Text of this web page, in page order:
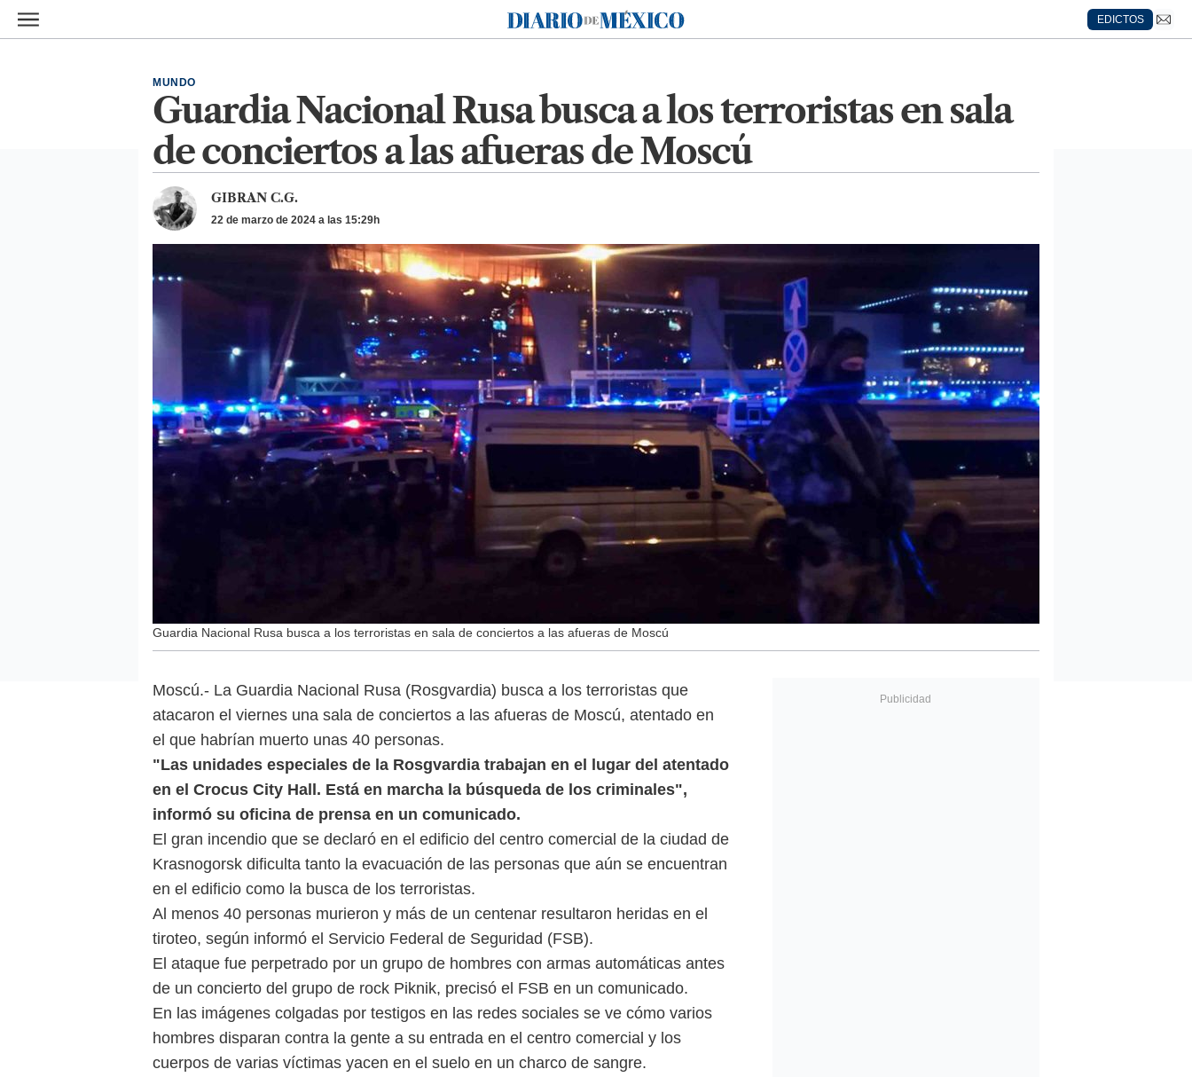
Ir al contenido principal
Diario de México
EDICTOS
Guardia Nacional Rusa busca a los terroristas en sala
de conciertos a las afueras de Moscú
MUNDO
GIBRAN C.G.
22 de marzo de 2024 a las 15:29h
Guardia Nacional Rusa busca a los terroristas en sala de conciertos a las afueras de Moscú
Moscú.- La Guardia Nacional Rusa (Rosgvardia) busca a los terroristas que
atacaron el viernes una sala de conciertos a las afueras de Moscú, atentado en
el que habrían muerto unas 40 personas.
"Las unidades especiales de la Rosgvardia trabajan en el lugar del atentado
en el Crocus City Hall. Está en marcha la búsqueda de los criminales",
informó su oficina de prensa en un comunicado.
El gran incendio que se declaró en el edificio del centro comercial de la ciudad de
Krasnogorsk dificulta tanto la evacuación de las personas que aún se encuentran
en el edificio como la busca de los terroristas.
Al menos 40 personas murieron y más de un centenar resultaron heridas en el
tiroteo, según informó el Servicio Federal de Seguridad (FSB).
El ataque fue perpetrado por un grupo de hombres con armas automáticas antes
de un concierto del grupo de rock Piknik, precisó el FSB en un comunicado.
En las imágenes colgadas por testigos en las redes sociales se ve cómo varios
hombres disparan contra la gente a su entrada en el centro comercial y los
cuerpos de varias víctimas yacen en el suelo en un charco de sangre.